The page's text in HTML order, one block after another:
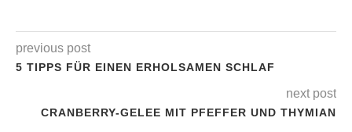
previous post
5 TIPPS FÜR EINEN ERHOLSAMEN SCHLAF
next post
CRANBERRY-GELEE MIT PFEFFER UND THYMIAN